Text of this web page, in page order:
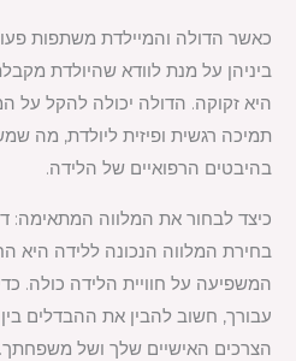
כאשר הדולה והמיילדת משתפות
ביניהן על מנת לוודא שהיולדת
היא זקוקה. הדולה יכולה להקל על
תמיכה רגשית ופיזית ליולדת, מה
בהיבטים הרפואיים של הלידה.
כיצד לבחור את המלווה המתאימה:
בחירת המלווה הנכונה ללידה היא
המשפיעה על חוויית הלידה כולה.
עבורך, חשוב להבין את ההבדלים
הצרכים האישיים שלך ושל משפחתך.